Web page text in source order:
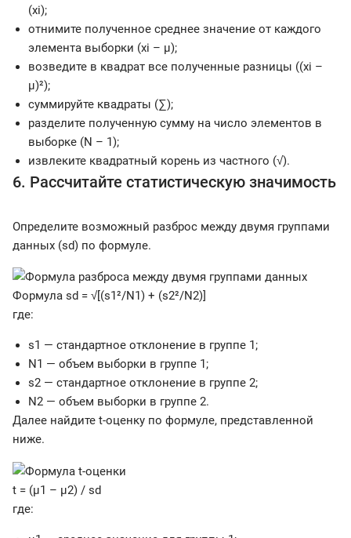
(xi);
отнимите полученное среднее значение от каждого
элемента выборки (xi – µ);
возведите в квадрат все полученные разницы ((xi –
µ)²);
суммируйте квадраты (∑);
разделите полученную сумму на число элементов в
выборке (N – 1);
извлеките квадратный корень из частного (√).
6. Рассчитайте статистическую значимость
Определите возможный разброс между двумя группами
данных (sd) по формуле.
Формула sd = √[(s1²/N1) + (s2²/N2)]
где:
s1 — стандартное отклонение в группе 1;
N1 — объем выборки в группе 1;
s2 — стандартное отклонение в группе 2;
N2 — объем выборки в группе 2.
Далее найдите t-оценку по формуле, представленной
ниже.
t = (µ1 – µ2) / sd
где: